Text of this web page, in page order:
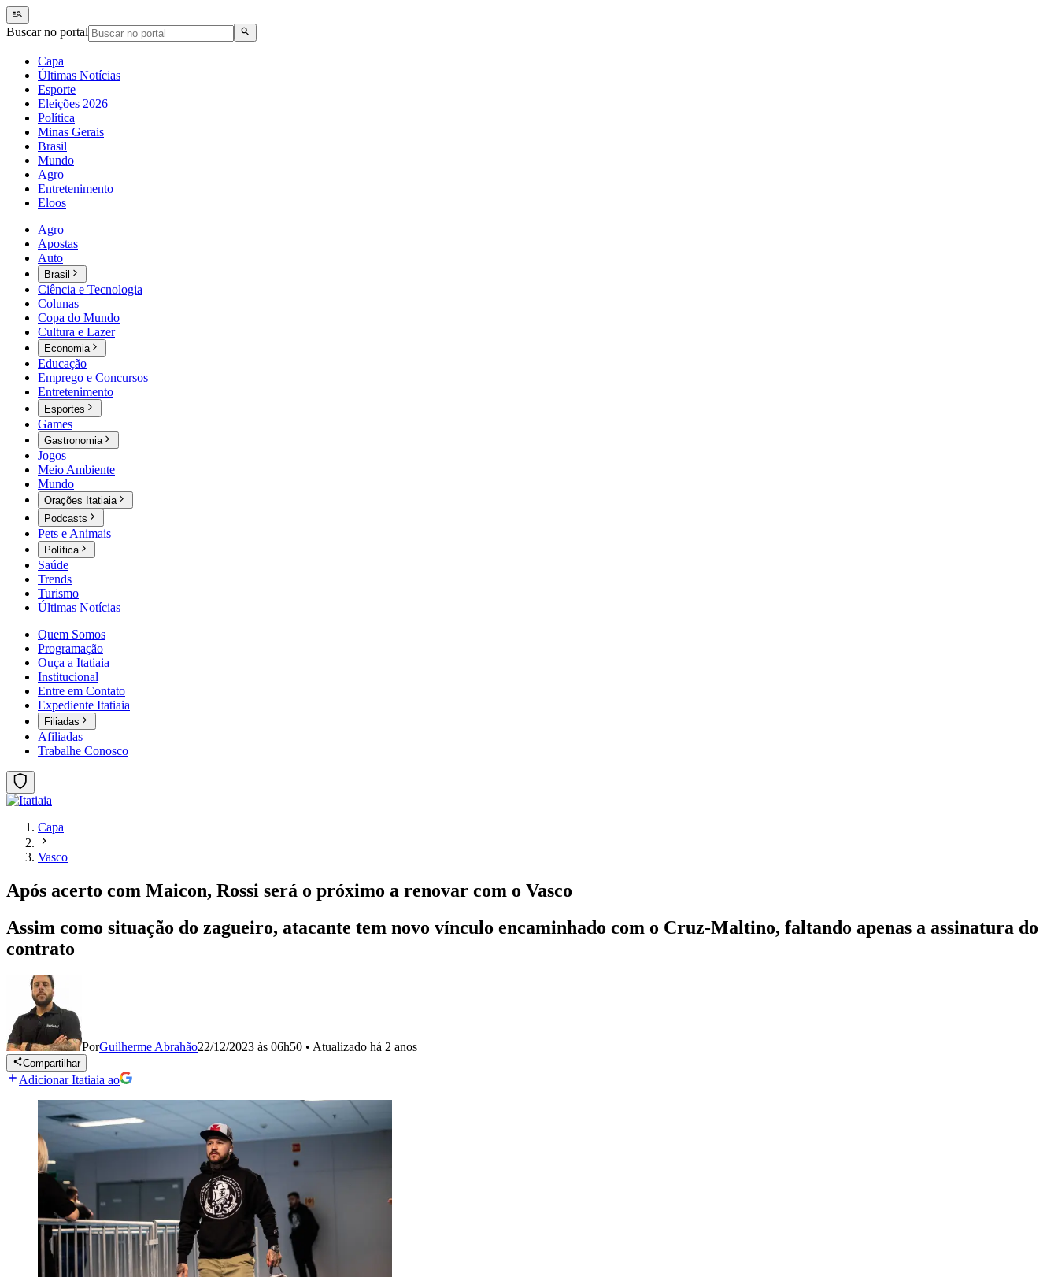
Buscar no portal
Capa
Últimas Notícias
Esporte
Eleições 2026
Política
Minas Gerais
Brasil
Mundo
Agro
Entretenimento
Eloos
Agro
Apostas
Auto
Brasil
Ciência e Tecnologia
Colunas
Copa do Mundo
Cultura e Lazer
Economia
Educação
Emprego e Concursos
Entretenimento
Esportes
Games
Gastronomia
Jogos
Meio Ambiente
Mundo
Orações Itatiaia
Podcasts
Pets e Animais
Política
Saúde
Trends
Turismo
Últimas Notícias
Quem Somos
Programação
Ouça a Itatiaia
Institucional
Entre em Contato
Expediente Itatiaia
Filiadas
Afiliadas
Trabalhe Conosco
Capa
Vasco
Após acerto com Maicon, Rossi será o próximo a renovar com o Vasco
Assim como situação do zagueiro, atacante tem novo vínculo encaminhado com o Cruz-Maltino, faltando apenas a assinatura do
contrato
PorGuilherme Abrahão22/12/2023 às 06h50 • Atualizado há 2 anos
Compartilhar
Adicionar Itatiaia ao